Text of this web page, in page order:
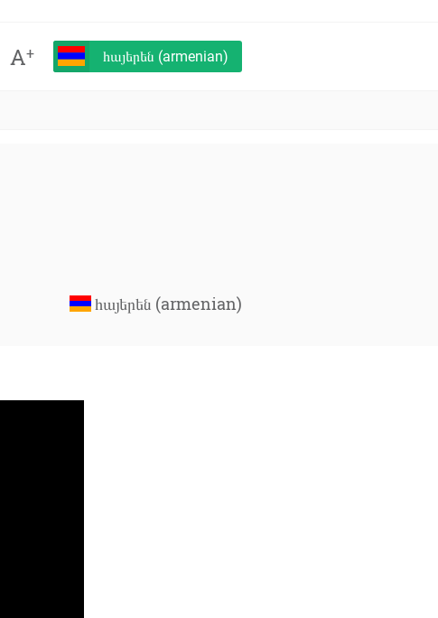
A+ հայերեն (armenian)
հայերեն (armenian)